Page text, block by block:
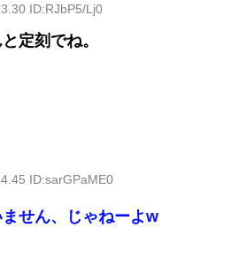
ID:RJbP5/Lj0
定刻でね。
ID:sarGPaME0
せん、じゃねーよw